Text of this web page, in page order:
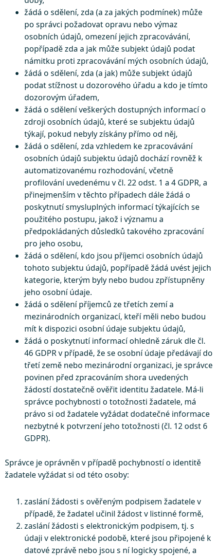
žádá o sdělení, zda (a za jakých podmínek) může
po správci požadovat opravu nebo výmaz
osobních údajů, omezení jejich zpracovávání,
popřípadě zda a jak může subjekt údajů podat
námitku proti zpracovávání mých osobních údajů,
žádá o sdělení, zda (a jak) může subjekt údajů
podat stížnost u dozorového úřadu a kdo je tímto
dozorovým úřadem,
žádá o sdělení veškerých dostupných informací o
zdroji osobních údajů, které se subjektu údajů
týkají, pokud nebyly získány přímo od něj,
žádá o sdělení, zda vzhledem ke zpracovávání
osobních údajů subjektu údajů dochází rovněž k
automatizovanému rozhodování, včetně
profilování uvedenému v čl. 22 odst. 1 a 4 GDPR, a
přinejmenším v těchto případech dále žádá o
poskytnutí smysluplných informací týkajících se
použitého postupu, jakož i významu a
předpokládaných důsledků takového zpracování
pro jeho osobu,
žádá o sdělení, kdo jsou příjemci osobních údajů
tohoto subjektu údajů, popřípadě žádá uvést jejich
kategorie, kterým byly nebo budou zpřístupněny
jeho osobní údaje.
žádá o sdělení příjemců ze třetích zemí a
mezinárodních organizací, kteří měli nebo budou
mít k dispozici osobní údaje subjektu údajů,
žádá o poskytnutí informací ohledně záruk dle čl.
46 GDPR v případě, že se osobní údaje předávají do
třetí země nebo mezinárodní organizaci, je správce
povinen před zpracováním shora uvedených
žádostí dostatečně ověřit identitu žadatele. Má-li
správce pochybnosti o totožnosti žadatele, má
právo si od žadatele vyžádat dodatečné informace
nezbytné k potvrzení jeho totožnosti (čl. 12 odst 6
GDPR).
Správce je oprávněn v případě pochybností o identitě
žadatele vyžádat si od této osoby:
zaslání žádosti s ověřeným podpisem žadatele v
případě, že žadatel učinil žádost v listinné formě,
zaslání žádosti s elektronickým podpisem, tj. s
údaji v elektronické podobě, které jsou připojené k
datové zprávě nebo jsou s ní logicky spojené, a